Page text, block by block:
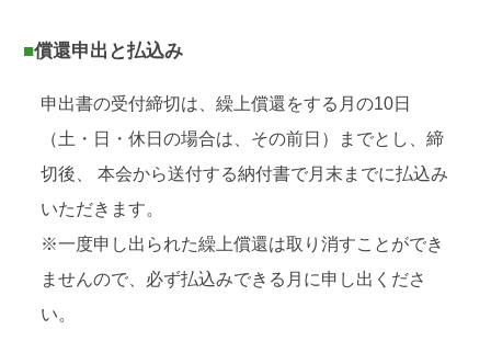
■償還申出と払込み
申出書の受付締切は、繰上償還をする月の10日
（土・日・休日の場合は、その前日）までとし、締
切後、 本会から送付する納付書で月末までに払込み
いただきます。
※一度申し出られた繰上償還は取り消すことができ
ませんので、必ず払込みできる月に申し出くださ
い。